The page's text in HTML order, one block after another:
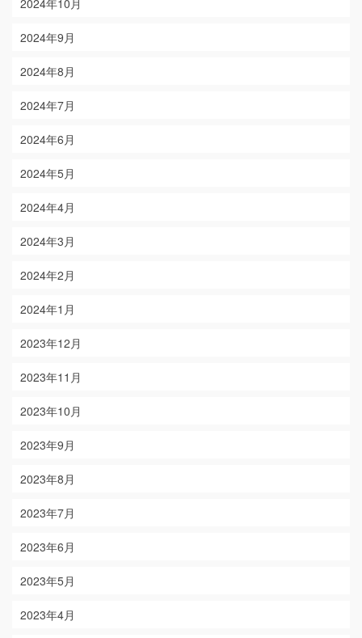
2024年10月
2024年9月
2024年8月
2024年7月
2024年6月
2024年5月
2024年4月
2024年3月
2024年2月
2024年1月
2023年12月
2023年11月
2023年10月
2023年9月
2023年8月
2023年7月
2023年6月
2023年5月
2023年4月